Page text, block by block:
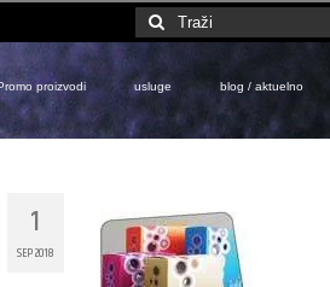
Search
for:
proizvodi usluge blog / aktuelno
1
SEP 2018